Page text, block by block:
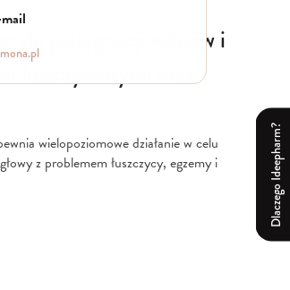
Dlaczego Ideepharm?
do pielęgnacji włosów i
łuszczycowymi oraz
wielopoziomowe działanie w celu
z problemem łuszczycy, egzemy i